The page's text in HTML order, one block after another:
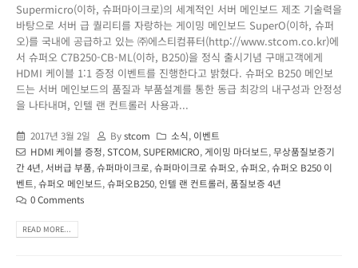
Supermicro(이하, 슈퍼마이크로)의 세계적인 서버 메인보드 제조 기술력을
바탕으로 서버 급 퀄리티를 자랑하는 게이밍 메인보드 SuperO(이하, 슈퍼
오)를 국내에 공급하고 있는 ㈜에스티컴퓨터(http://www.stcom.co.kr)에
서 슈퍼오 C7B250-CB-ML(이하, B250)을 정식 출시기념 구매고객에게
HDMI 케이블 1:1 증정 이벤트를 진행한다고 밝혔다. 슈퍼오 B250 메인보
드는 서버 메인보드의 품질과 부품설계를 통한 동급 최강의 내구성과 안정성
을 나타내며, 인텔 랜 컨트롤러 사용과...
2017년 3월 2일 Bystcom 소식, 이벤트
HDMI 케이블 증정,STCOM,SUPERMICRO, 게이밍 마더보드,무상품질보증기
간 4년, 서버급 부품,슈퍼마이크로,슈퍼마이크로 슈퍼오,슈퍼오,슈퍼오 B250 이
벤트,슈퍼오 메인보드,슈퍼오B250,인텔 랜 컨트롤러,품질보증 4년
0 Comments
READ MORE...